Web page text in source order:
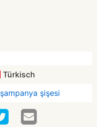
Türkisch
şampanya şişesi